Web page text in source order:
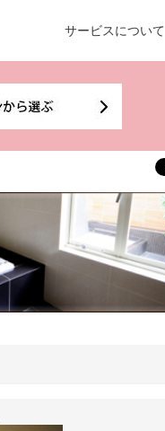
サービスについて